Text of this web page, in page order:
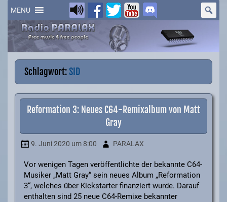
Skip
content
MENU
Schlagwort:SID
Reformation 3: Neues C64-Remixalbum von Matt
Gray
9. Juni 2020 um 8:00 PARALAX
Vor wenigen Tagen veröffentlichte der bekannte C64-
Musiker „Matt Gray“ sein neues Album „Reformation
3“, welches über Kickstarter finanziert wurde. Darauf
enthalten sind 25 neue C64-Remixe bekannter